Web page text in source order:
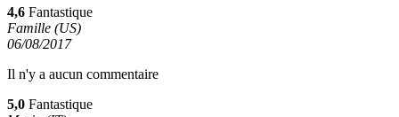
4,6 Fantastique
Famille (US)
06/08/2017
Il n'y a aucun commentaire
5,0 Fantastique